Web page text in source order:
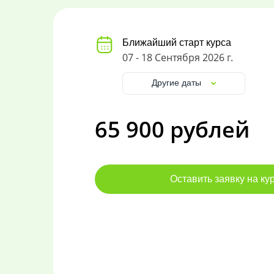
Ближайший старт курса
07 - 18 Сентября 2026 г.
Другие даты
65 900 рублей
Оставить заявку на